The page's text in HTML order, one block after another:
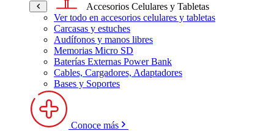
Accesorios Celulares y Tabletas
Ver todo en accesorios celulares y tabletas
Carcasas y estuches
Audífonos y manos libres
Memorias Micro SD
Baterías Externas Power Bank
Cables, Cargadores, Adaptadores
Bases y Soportes
Conoce más